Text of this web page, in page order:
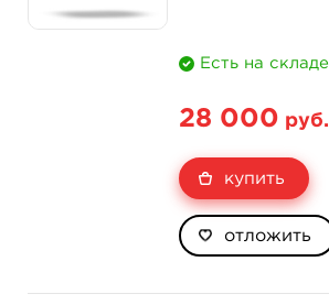
Есть на складе
28 000 руб.
купить
отложить